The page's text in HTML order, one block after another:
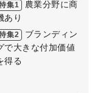
集1
農業分野に商
あり
集2
ブランディン
で大きな付加価値
得る